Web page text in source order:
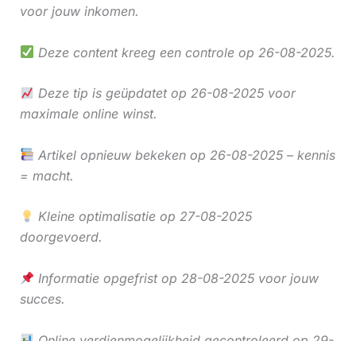
voor jouw inkomen.
Deze content kreeg een controle op 26-08-2025.
Deze tip is geüpdatet op 26-08-2025 voor
maximale online winst.
Artikel opnieuw bekeken op 26-08-2025 – kennis
= macht.
Kleine optimalisatie op 27-08-2025
doorgevoerd.
Informatie opgefrist op 28-08-2025 voor jouw
succes.